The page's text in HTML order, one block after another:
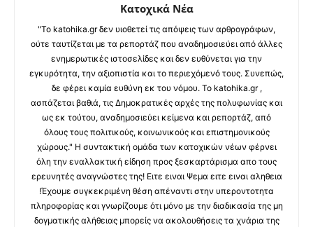
Κατοχικά Νέα
"Το katohika.gr δεν υιοθετεί τις απόψεις των αρθρογράφων,
ούτε ταυτίζεται με τα ρεπορτάζ που αναδημοσιεύει από άλλες
ενημερωτικές ιστοσελίδες και δεν ευθύνεται για την
εγκυρότητα, την αξιοπιστία και το περιεχόμενό τους. Συνεπώς,
δε φέρει καμία ευθύνη εκ του νόμου. Το katohika.gr ,
ασπάζεται βαθιά, τις Δημοκρατικές αρχές της πολυφωνίας και
ως εκ τούτου, αναδημοσιεύει κείμενα και ρεπορτάζ, από
όλους τους πολιτικούς, κοινωνικούς και επιστημονικούς
χώρους." Η συντακτική ομάδα των κατοχικών νέων φέρνει
όλη την εναλλακτική είδηση προς ξεσκαρτάρισμα απο τους
ερευνητές αναγνώστες της! Ειτε ειναι Ψεμα ειτε ειναι αληθεια
!Έχουμε συγκεκριμένη θέση απέναντι στην υπεροντοτητα
πληροφορίας και γνωρίζουμε ότι μόνο με την διαδικασία της μη
δογματικής αλήθειας μπορείς να ακολουθήσεις τα χνάρια της